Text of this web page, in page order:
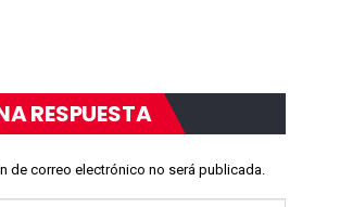
RESPUESTA
de correo electrónico no será publicada.